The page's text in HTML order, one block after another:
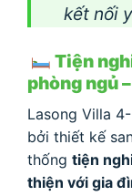
kết nối
Tiện
phòng ngủ
Lasong Villa
bởi thiết kế
thống tiện
thiện với gia